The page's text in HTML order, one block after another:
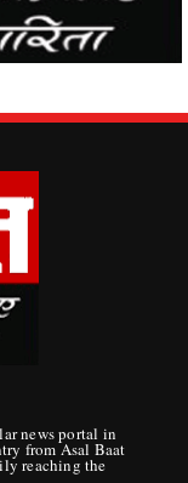
news portal in